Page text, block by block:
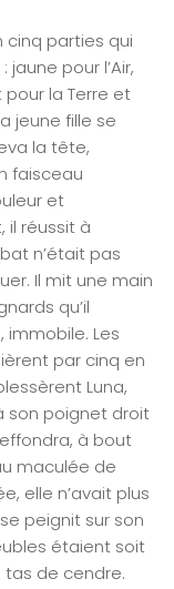
cinq parties qui
pour l’Air,
pour la Terre et
jeune fille se
la tête,
faisceau
et
il réussit à
n’était pas
Il mit une main
qu’il
immobile. Les
par cinq en
Luna,
son poignet droit
à bout
maculée de
elle n’avait plus
peignit sur son
étaient soit
de cendre.